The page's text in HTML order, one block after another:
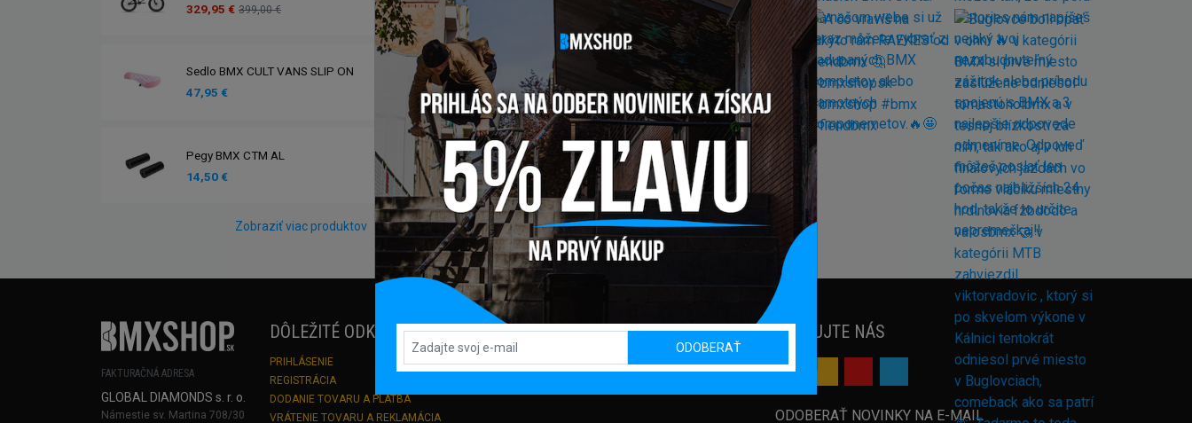
329,95 € 399,00 €
Sedlo BMX CULT VANS SLIP ON
47,95 €
Pegy BMX CTM AL
14,50 €
Zobraziť viac produktov
FAKTURAČNÁ ADRESA
GLOBAL DIAMONDS s. r. o.
Námestie sv. Martina 708/30
DÔLEŽITÉ ODKAZY
PRIHLÁSENIE
REGISTRÁCIA
DODANIE TOVARU A PLATBA
VRÁTENIE TOVARU A REKLAMÁCIA
PREDAJŇA / SHOWROOM
Kpt. Nálepku 450, 082 71 Lipany
SLEDUJTE NÁS
ODOBERAŤ NOVINKY NA E-MAIL
ODOBERAŤ